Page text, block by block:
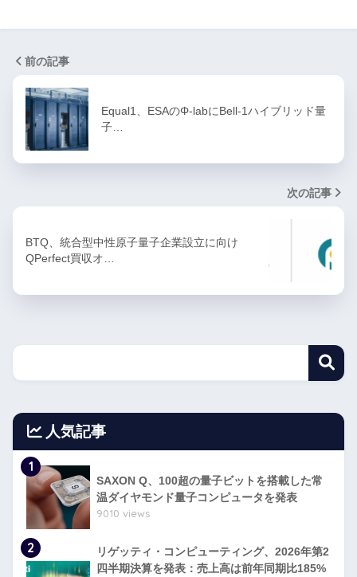
前の記事
Equal1、ESAのΦ-labにBell-1ハイブリッド量
子…
次の記事
BTQ、統合型中性原子量子企業設立に向け
QPerfect買収オ…
人気記事
1
SAXON Q、100超の量子ビットを搭載した常
温ダイヤモンド量子コンピュータを発表
9010 views
2
リゲッティ・コンピューティング、2026年第2
四半期決算を発表：売上高は前年同期比185%